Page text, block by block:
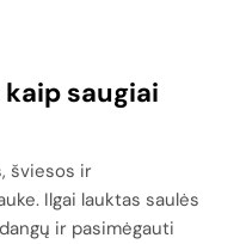
saugiai
šviesos ir
Ilgai lauktas saulės
ir pasimėgauti